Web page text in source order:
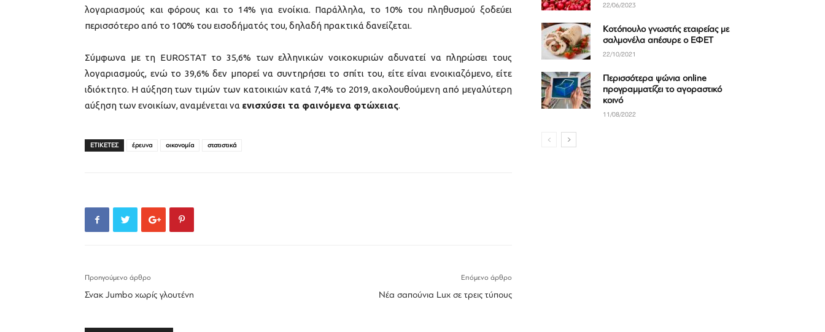
λογαριασμούς και φόρους και το 14% για ενοίκια. Παράλληλα, το 10% του πληθυσμού ξοδεύει
περισσότερο από το 100% του εισοδήματός του, δηλαδή πρακτικά δανείζεται.
Σύμφωνα με τη EUROSTAT το 35,6% των ελληνικών νοικοκυριών αδυνατεί να πληρώσει τους
λογαριασμούς, ενώ το 39,6% δεν μπορεί να συντηρήσει το σπίτι του, είτε είναι ενοικιαζόμενο, είτε
ιδιόκτητο. Η αύξηση των τιμών των κατοικιών κατά 7,4% το 2019, ακολουθούμενη από μεγαλύτερη
αύξηση των ενοικίων, αναμένεται να ενισχύσει τα φαινόμενα φτώχειας.
ΕΤΙΚΕΤΕΣ έρευνα οικονομία στατιστικά
Προηγούμενο άρθρο
Σνακ Jumbo χωρίς γλουτένη
Επόμενο άρθρο
Νέα σαπούνια Lux σε τρεις τύπους
22/06/2023
Κοτόπουλο γνωστής εταιρείας με
σαλμονέλα απέσυρε ο ΕΦΕΤ
22/10/2021
Περισσότερα ψώνια online
προγραμματίζει το αγοραστικό
κοινό
11/08/2022